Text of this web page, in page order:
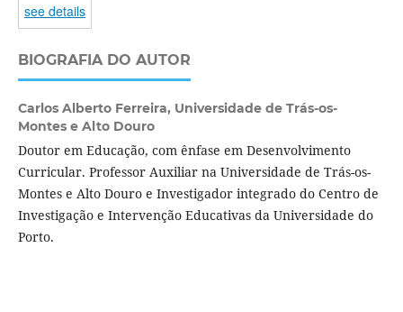
see details
BIOGRAFIA DO AUTOR
Carlos Alberto Ferreira, Universidade de Trás-os-
Montes e Alto Douro
Doutor em Educação, com ênfase em Desenvolvimento
Curricular. Professor Auxiliar na Universidade de Trás-os-
Montes e Alto Douro e Investigador integrado do Centro de
Investigação e Intervenção Educativas da Universidade do
Porto.